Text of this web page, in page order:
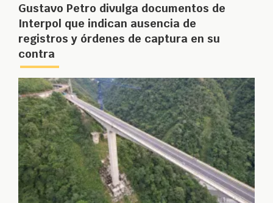
Gustavo Petro divulga documentos de
Interpol que indican ausencia de
registros y órdenes de captura en su
contra